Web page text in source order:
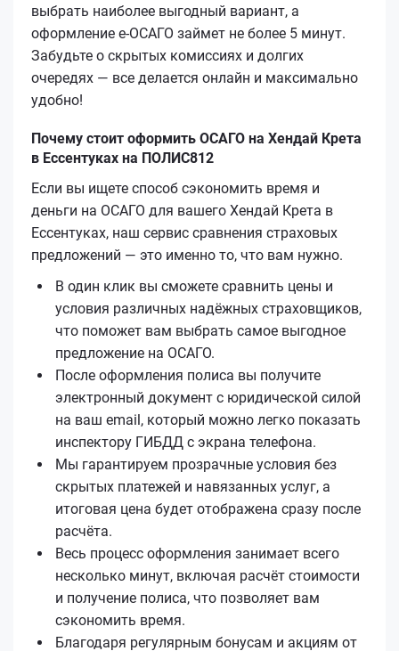
выбрать наиболее выгодный вариант, а
оформление е‑ОСАГО займет не более 5 минут.
Забудьте о скрытых комиссиях и долгих
очередях — все делается онлайн и максимально
удобно!
Почему стоит оформить ОСАГО на Хендай Крета
в Ессентуках на ПОЛИС812
Если вы ищете способ сэкономить время и
деньги на ОСАГО для вашего Хендай Крета в
Ессентуках, наш сервис сравнения страховых
предложений — это именно то, что вам нужно.
В один клик вы сможете сравнить цены и
условия различных надёжных страховщиков,
что поможет вам выбрать самое выгодное
предложение на ОСАГО.
После оформления полиса вы получите
электронный документ с юридической силой
на ваш email, который можно легко показать
инспектору ГИБДД с экрана телефона.
Мы гарантируем прозрачные условия без
скрытых платежей и навязанных услуг, а
итоговая цена будет отображена сразу после
расчёта.
Весь процесс оформления занимает всего
несколько минут, включая расчёт стоимости
и получение полиса, что позволяет вам
сэкономить время.
Благодаря регулярным бонусам и акциям от